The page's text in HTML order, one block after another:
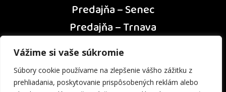
Vážime si vaše súkromie
Súbory cookie používame na zlepšenie vášho zážitku z
prehliadania, poskytovanie prispôsobených reklám alebo
Predajňa – Senec
Predajňa – Trnava
Predajňa – Dunajská Streda
Predajňa – Nitra
Kontakt